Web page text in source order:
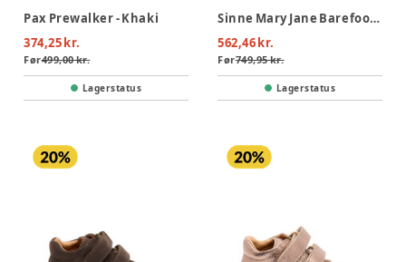
Pax Prewalker - Khaki
374,25 kr.
Før499,00 kr.
Lagerstatus
Sinne Mary Jane Barefoot Prewalker - Natural
562,46 kr.
Før749,95 kr.
Lagerstatus